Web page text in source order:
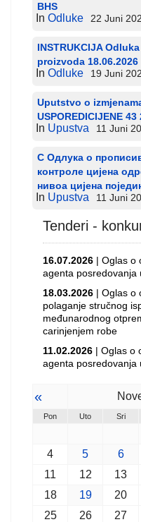
BHS
In Odluke 22 Juni
INSTRUKCIJA
proizvoda 18.06.2026
In Odluke 19 Juni
Uputstvo o
USPOREDICIJENE 43
In Upustva 11 Juni
С Одлука о
контроле цијена
нивоа цијена
In Upustva 11 Juni
Tenderi -
16.07.2026 | Oglas o
agenta posredovanja
18.03.2026 | Oglas o
polaganje stručnog
međunarodnog
carinjenjem robe
11.02.2026 | Oglas o
agenta posredovanja
«
Pon Uto Sri
4
5 6
11
12 13
18
19 20
25
26 27